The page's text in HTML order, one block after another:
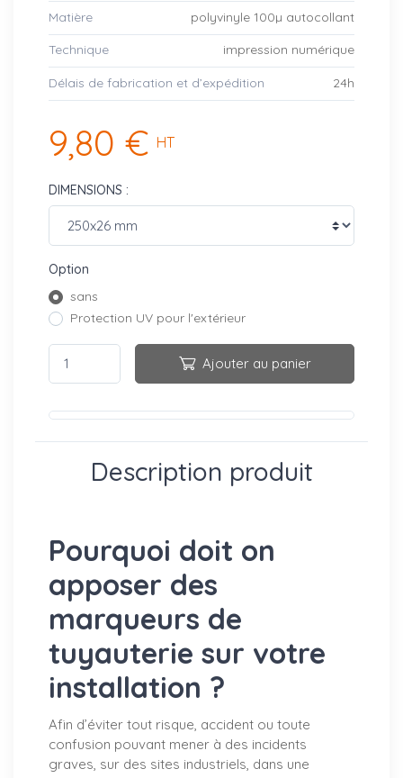
Matière polyvinyle 100µ autocollant
Technique impression numérique
Délais de fabrication et d’expédition 24h
9,80 € HT
DIMENSIONS :
Option
sans
Protection UV pour l'extérieur
Ajouter au panier
Description produit
Pourquoi doit on
apposer des
marqueurs de
tuyauterie sur votre
installation ?
Afin d’éviter tout risque, accident ou toute
confusion pouvant mener à des incidents
graves, sur des sites industriels, dans une